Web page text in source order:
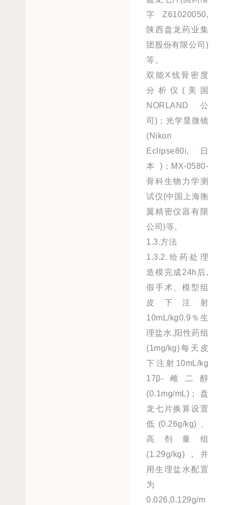
字Z61020050,
陕西盘龙药业集
团股份有限公司)
等。
双能X线骨密度
分析仪(美国
NORLAND公
司)；光学显微镜
(Nikon
Eclipse80i,日
本)；MX-0580-
骨科生物力学测
试仪(中国上海衡
翼精密仪器有限
公司)等。
1.3.方法
1.3.2.给药处理
造模完成24h后,
假手术、模型组
皮下注射
10mL/kg0.9％生
理盐水,阳性药组
(1mg/kg)每天皮
下注射10mL/kg
17β-雌二醇
(0.1mg/mL)；盘
龙七片换算设置
低(0.26g/kg)、
高剂量组
(1.29g/kg)，并
用生理盐水配置
为
0.026,0.129g/m